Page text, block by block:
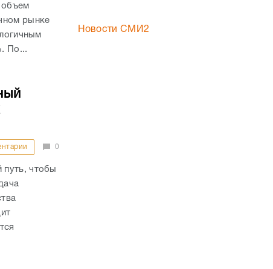
объем
рынке
По...
0
путь, чтобы
Новости СМИ2